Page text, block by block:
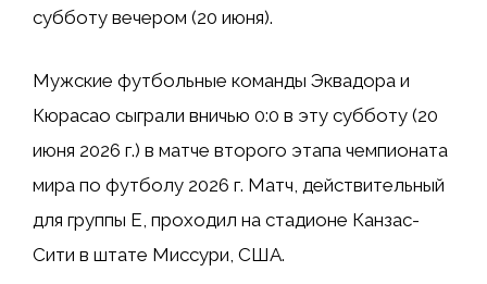
субботу вечером (20 июня).
Мужские футбольные команды Эквадора и
Кюрасао сыграли вничью 0:0 в эту субботу (20
июня 2026 г.) в матче второго этапа чемпионата
мира по футболу 2026 г. Матч, действительный
для группы E, проходил на стадионе Канзас-
Сити в штате Миссури, США.